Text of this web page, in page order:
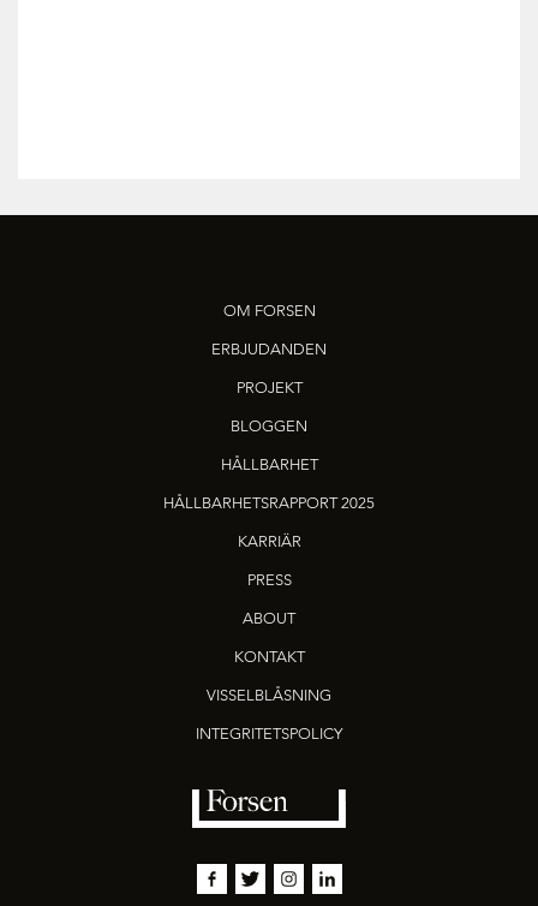
OM FORSEN
ERBJUDANDEN
PROJEKT
BLOGGEN
HÅLLBARHET
HÅLLBARHETSRAPPORT 2025
KARRIÄR
PRESS
ABOUT
KONTAKT
VISSELBLÅSNING
INTEGRITETSPOLICY